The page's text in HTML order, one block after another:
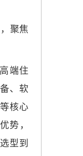
聚焦
端住
、软
核心
势，
型到